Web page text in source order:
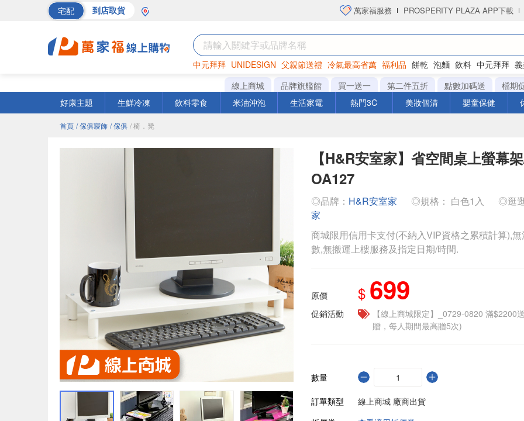
宅配 到店取貨 萬家福服務 PROSPERITY PLAZA APP下載
中元拜拜 UNIDESIGN 父親節送禮 冷氣最高省萬 福利品 餅乾 泡麵 飲料 中元拜拜
罐頭 海苔 洋芋片
線上商城 品牌旗艦館 買一送一 第二件五折 點數加碼送
檔期
好康主題
生鮮冷凍 飲料零食 米油沖泡 生活家電 熱門3C 美妝個清 嬰童保健
首頁 / 傢俱寢飾 / 傢俱 / 椅．凳
【H&R安室家】省空間桌上螢幕
OA127
◎品牌： H&R安室家 ◎規格： 白色1入
◎逛
家
商城限用信用卡支付(不納入VIP資格之累積計算),
數,無搬運上樓服務及指定日期/時間.
原價 $ 699
促銷活動
【線上商城限定】_0729-0820 滿$2200
贈，每人期間最高贈5次)
數量
訂單類型
線上商城 廠商出貨